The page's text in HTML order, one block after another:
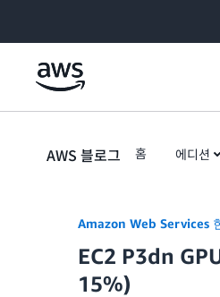
AWS 블로그 홈 에디션
Amazon Web Services
EC2 P3dn
15%)